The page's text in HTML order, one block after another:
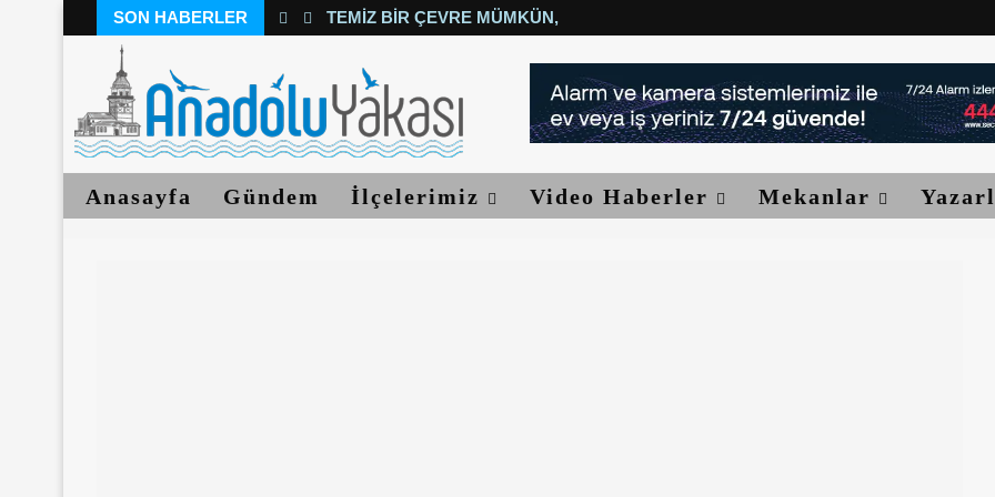
SON HABERLER TEMIZ BIR ÇEVRE MÜMKÜN, YETER...
Anasayfa Gündem İlçelerimiz Video Haberler Mekanlar